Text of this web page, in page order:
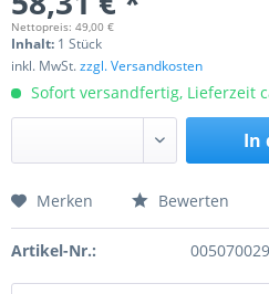
Nettopreis: 49,00 €
Inhalt: 1 Stück
inkl. MwSt.zzgl. Versandkosten
Sofort versandfertig, Lieferzeit
In
Preis anfragen
Merken Bewerten
Artikel-Nr.: